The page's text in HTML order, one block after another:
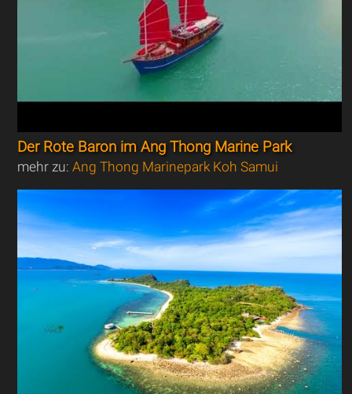
Der Rote Baron im Ang Thong Marine Park
mehr zu:Ang Thong Marinepark Koh Samui